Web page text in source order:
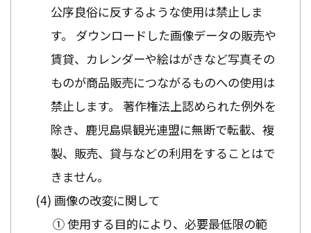
公序良俗に反するような使用は禁止しま
す。 ダウンロードした画像データの販売や
賃貸、カレンダーや絵はがきなど写真その
ものが商品販売につながるものへの使用は
禁止します。 著作権法上認められた例外を
除き、鹿児島県観光連盟に無断で転載、複
製、販売、貸与などの利用をすることはで
きません。
画像の改変に関して
① 使用する目的により、必要最低限の範